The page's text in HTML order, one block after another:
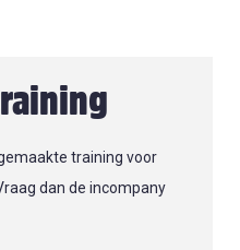
training voor
dan de incompany